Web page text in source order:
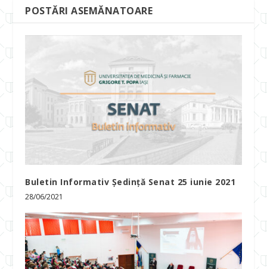
POSTĂRI ASEMĂNATOARE
Buletin Informativ Ședință Senat 25 iunie 2021
28/06/2021